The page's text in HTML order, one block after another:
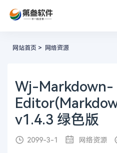
网站首页 > 网络资源
Wj-Markdown-
v1.4.3 绿色版
2099-3-1 网络资源